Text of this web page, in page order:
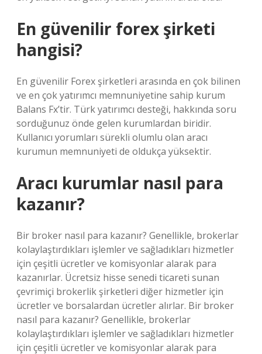
En güvenilir forex şirketi
hangisi?
En güvenilir Forex şirketleri arasında en çok bilinen
ve en çok yatırımcı memnuniyetine sahip kurum
Balans Fx’tir. Türk yatırımcı desteği, hakkında soru
sorduğunuz önde gelen kurumlardan biridir.
Kullanıcı yorumları sürekli olumlu olan aracı
kurumun memnuniyeti de oldukça yüksektir.
Aracı kurumlar nasıl para
kazanır?
Bir broker nasıl para kazanır? Genellikle, brokerlar
kolaylaştırdıkları işlemler ve sağladıkları hizmetler
için çeşitli ücretler ve komisyonlar alarak para
kazanırlar. Ücretsiz hisse senedi ticareti sunan
çevrimiçi brokerlik şirketleri diğer hizmetler için
ücretler ve borsalardan ücretler alırlar. Bir broker
nasıl para kazanır? Genellikle, brokerlar
kolaylaştırdıkları işlemler ve sağladıkları hizmetler
için çeşitli ücretler ve komisyonlar alarak para